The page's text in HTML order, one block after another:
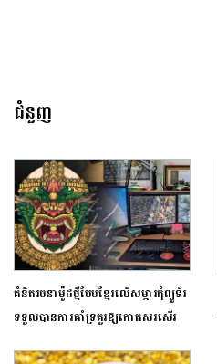
ជំនួញ
គំនិតរចនាម៉ូដថ្មីបែបខ្មែរលើសម្ភារកុំព្យូទ័រ
ទទួលបានការគាំទ្រគួរឱ្យកោតសរសើរ